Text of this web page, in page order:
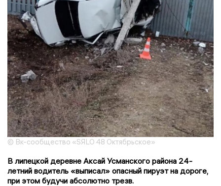
© Вк-сообщество «SЯLO 48 Октябрьское»
В липецкой деревне Аксай Усманского района 24-
летний водитель «выписал» опасный пируэт на дороге,
при этом будучи абсолютно трезв.